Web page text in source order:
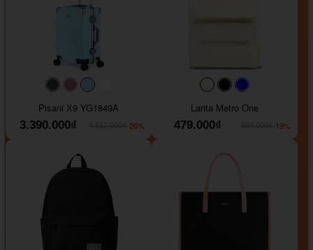
#40454a#b76e79
#9ad8e7
Pisani X9 YG1849A
3.390.000₫
-26%
#faf0e6#000000
Larita Metro One
479.000₫
-19%